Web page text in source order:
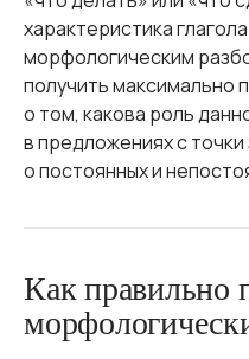
характеристика
морфологическим
получить
о том, какова роль
в предложениях с
о постоянных и
Как правильно